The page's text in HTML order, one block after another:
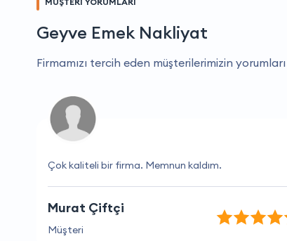
Geyve Emek Nakliyat
Firmamızı tercih eden müşterilerimizin yorumları
Çok kaliteli bir firma. Memnun kaldım.
Murat Çiftçi
Müşteri